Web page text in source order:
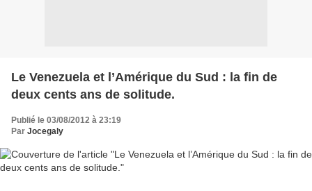
Le Venezuela et l’Amérique du Sud : la fin de
deux cents ans de solitude.
Publié le 03/08/2012 à 23:19
Par Jocegaly